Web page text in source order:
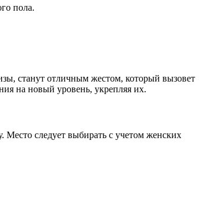
пола.
станут отличным жестом, который вызовет
на новый уровень, укрепляя их.
следует выбирать с учетом женских